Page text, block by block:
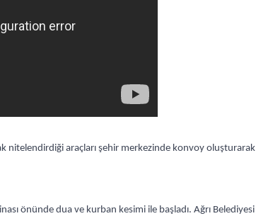
nitelendirdiği araçları şehir merkezinde konvoy oluşturarak
önünde dua ve kurban kesimi ile başladı. Ağrı Belediyesi